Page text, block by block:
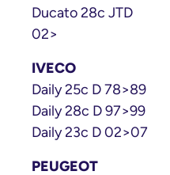
Ducato 28c JTD
02>
IVECO
Daily 25c D 78>89
Daily 28c D 97>99
Daily 23c D 02>07
PEUGEOT